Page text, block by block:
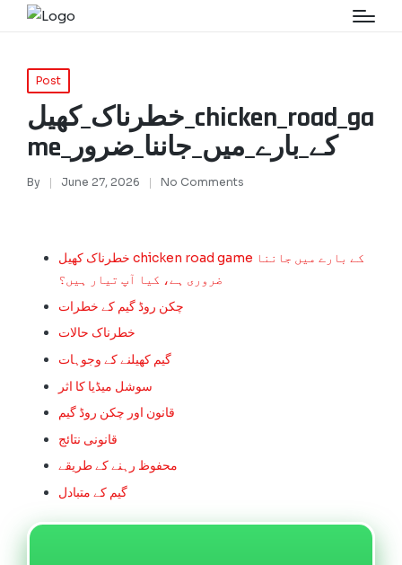
Post
خطرناک_کھیل_chicken_road_ga
me_کے_بارے_میں_جاننا_ضرور
By June 27, 2026 No Comments
خطرناک کھیل chicken road game کے بارے میں جاننا
ضروری ہے، کیا آپ تیار ہیں؟
چکن روڈ گیم کے خطرات
خطرناک حالات
گیم کھیلنے کے وجوہات
سوشل میڈیا کا اثر
قانون اور چکن روڈ گیم
قانونی نتائج
محفوظ رہنے کے طریقے
گیم کے متبادل